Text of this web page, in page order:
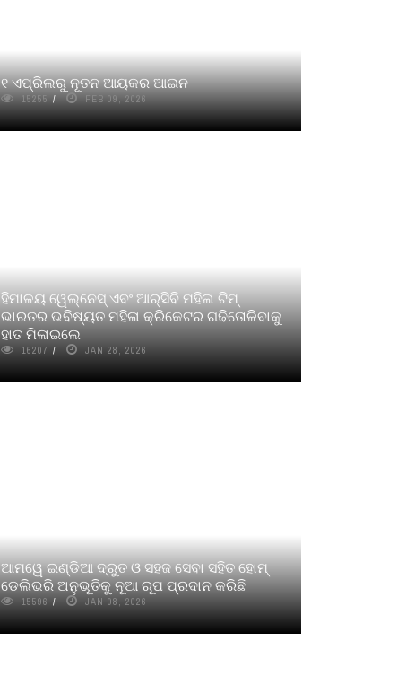
୧ ଏପ୍ରିଲରୁ ନୂତନ ଆୟକର ଆଇନ
15255 FEB 09, 2026
ହିମାଳୟ ୱେଲ୍‌ନେସ୍‌ ଏବଂ ଆର୍‌ସିବି ମହିଳା ଟିମ୍‌
ଭାରତର ଭବିଷ୍ୟତ ମହିଳା କ୍ରିକେଟର ଗଢିତୋଳିବାକୁ
ହାତ ମିଳାଇଲେ
16207 JAN 28, 2026
ଆମୱେ ଇଣ୍ଡିଆ ଦ୍ରୁତ ଓ ସହଜ ସେବା ସହିତ ହୋମ୍‌
ଡେଲିଭରି ଅନୁଭୂତିକୁ ନୂଆ ରୂପ ପ୍ରଦାନ କରିଛି
15596 JAN 08, 2026